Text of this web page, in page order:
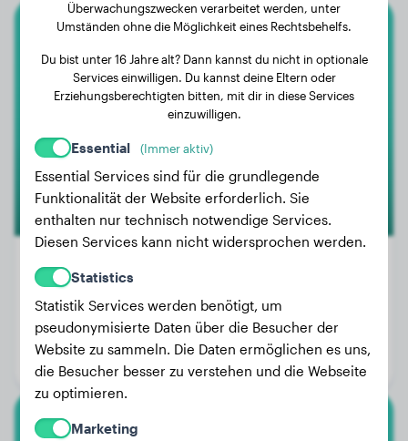
Iris
Gewicht:
Alter:
2 Jahre, 11 Monate
Geschlecht:
Hündinn
Überwachungszwecken verarbeitet werden, unter
Umständen ohne die Möglichkeit eines Rechtsbehelfs.
Du bist unter 16 Jahre alt? Dann kannst du nicht in optionale
Services einwilligen. Du kannst deine Eltern oder
Erziehungsberechtigten bitten, mit dir in diese Services
einzuwilligen.
Essential (Immer aktiv)
Essential Services sind für die grundlegende
Funktionalität der Website erforderlich. Sie
enthalten nur technisch notwendige Services.
Diesen Services kann nicht widersprochen werden.
Statistics
Statistik Services werden benötigt, um
pseudonymisierte Daten über die Besucher der
Website zu sammeln. Die Daten ermöglichen es uns,
die Besucher besser zu verstehen und die Webseite
zu optimieren.
Marketing